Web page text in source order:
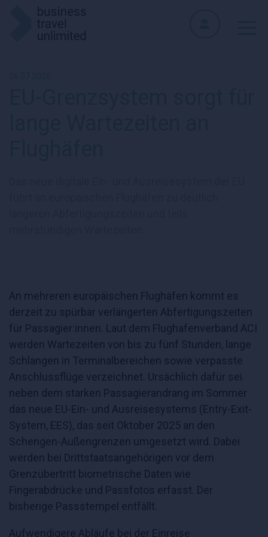
An mehreren europäischen Flughäfen kommt es
derzeit zu spürbar verlängerten Abfertigungszeiten
für Passagier:innen. Laut dem Flughafenverband ACI
werden Wartezeiten von bis zu fünf Stunden, lange
Schlangen in Terminalbereichen sowie verpasste
Anschlussflüge verzeichnet. Ursächlich dafür sei
neben dem starken Passagierandrang im Sommer
das neue EU-Ein- und Ausreisesystems (Entry-Exit-
System, EES), das seit Oktober 2025 an den
Schengen-Außengrenzen umgesetzt wird. Dabei
werden bei Drittstaatsangehörigen vor dem
Grenzübertritt biometrische Daten wie
Fingerabdrücke und Passfotos erfasst. Der
bisherige Passstempel entfällt.
Aufwendigere Abläufe bei der Einreise